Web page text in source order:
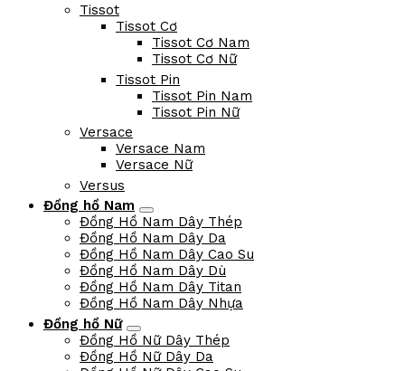
Seiko Pin
Seiko Pin Nam
Seiko Pin Nữ
SEIKO KINETIC
SEIKO SOLAR
Seven Friday
Thomas Earnshaw
Thomas Earnshaw Nam
Thomas Earnshaw Nữ
Tissot
Tissot Cơ
Tissot Cơ Nam
Tissot Cơ Nữ
Tissot Pin
Tissot Pin Nam
Tissot Pin Nữ
Versace
Versace Nam
Versace Nữ
Versus